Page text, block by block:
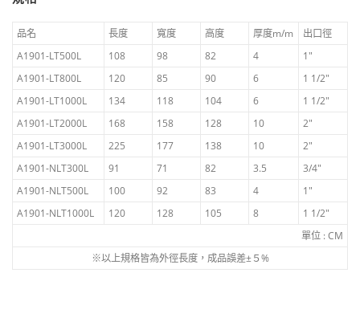
品名 長度 寬度 高度 厚度m/m
出口徑
A1901-LT500L
108 98 82 4
1″
A1901-LT800L
120 85 90 6
1 1/2″
A1901-LT1000L
134 118 104 6
1 1/2″
A1901-LT2000L
168 158 128 10
2″
A1901-LT3000L
225 177 138 10
2″
A1901-NLT300L
91 71 82 3.5
3/4″
A1901-NLT500L
100 92 83 4
1″
A1901-NLT1000L
120 128 105 8
1 1/2″
單位 : CM
※以上規格皆為外徑長度，成品誤差±５%